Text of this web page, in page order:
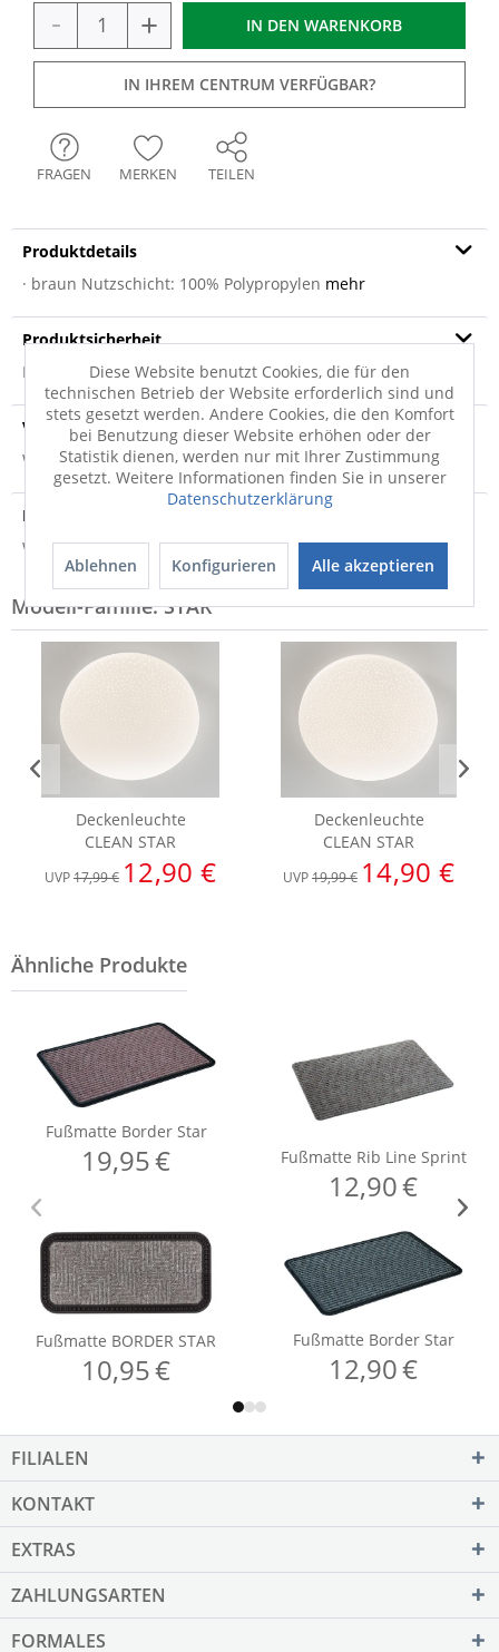
- + IN DEN WARENKORB
IN IHREM CENTRUM VERFÜGBAR?
FRAGEN MERKEN TEILEN
Produktdetails
· braun Nutzschicht: 100% Polypropylen mehr
Produktsicherheit
Produktsicherheit
Versandinfo
Weitere Informationen zum Versand...
Hersteller
Weitere Informationen zum Hersteller...
Modell-Familie: STAR
Deckenleuchte
CLEAN STAR
UVP17,99 € 12,90 €
Deckenleuchte
CLEAN STAR
UVP19,99 € 14,90 €
FILIALEN
KONTAKT
EXTRAS
ZAHLUNGSARTEN
FORMALES
Diese Website benutzt Cookies, die für den
technischen Betrieb der Website erforderlich sind und
stets gesetzt werden. Andere Cookies, die den Komfort
bei Benutzung dieser Website erhöhen oder der
Statistik dienen, werden nur mit Ihrer Zustimmung
gesetzt. Weitere Informationen finden Sie in unserer
Datenschutzerklärung
Ablehnen Konfigurieren Alle akzeptieren